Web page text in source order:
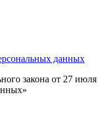
данных
закона от 27 июля